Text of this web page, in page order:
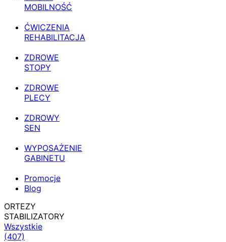
MOBILNOŚĆ
ĆWICZENIA
REHABILITACJA
ZDROWE
STOPY
ZDROWE
PLECY
ZDROWY
SEN
WYPOSAŻENIE
GABINETU
Promocje
Blog
ORTEZY
STABILIZATORY
Wszystkie
(407)